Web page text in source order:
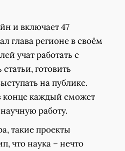
и включает 47
глава регионе в своём
учат работать с
готовить
на публике.
конце каждый сможет
работу.
такие проекты
что наука – нечто